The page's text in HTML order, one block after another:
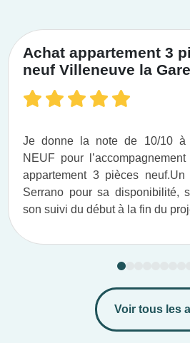
Achat appartement 3
neuf Villeneuve la
Je donne la note de 10/10 à
NEUF pour
appartement 3 pièces neuf.​
Serrano pour sa disponibilité,
son suivi du début à la fin du
Voir tous les